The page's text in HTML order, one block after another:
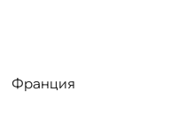
Франция